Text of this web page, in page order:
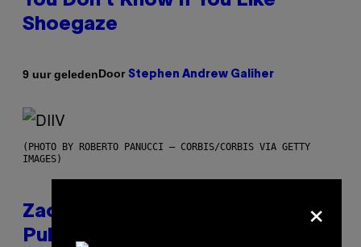
Shoegaze
9 uur geledenDoor Stephen Andrew Galiher
(PHOTO BY ROBERTO PANUCCI – CORBIS/CORBIS VIA GETTY
IMAGES)
Zachary Cole Smith Wants a
Publicly Owned Music Streaming
×